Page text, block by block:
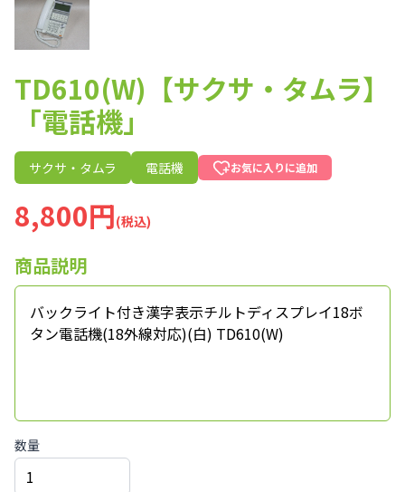
TD610(W)【サクサ・タムラ】
「電話機」
サクサ・タムラ 電話機 お気に入りに追加
8,800円(税込)
商品説明
バックライト付き漢字表示チルトディスプレイ18ボ
タン電話機(18外線対応)(白) TD610(W)
数量